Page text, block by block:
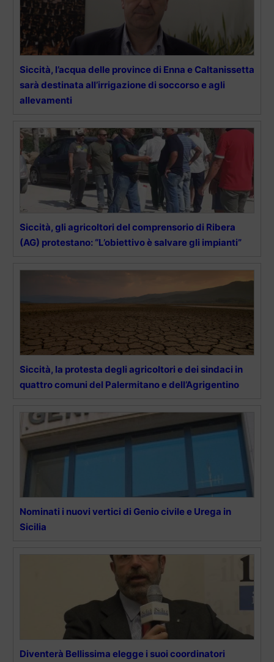
Siccità, l’acqua delle province di Enna e Caltanissetta
sarà destinata all’irrigazione di soccorso e agli
allevamenti
Siccità, gli agricoltori del comprensorio di Ribera
(AG) protestano: “L’obiettivo è salvare gli impianti”
Siccità, la protesta degli agricoltori e dei sindaci in
quattro comuni del Palermitano e dell’Agrigentino
Nominati i nuovi vertici di Genio civile e Urega in
Sicilia
Diventerà Bellissima elegge i suoi coordinatori